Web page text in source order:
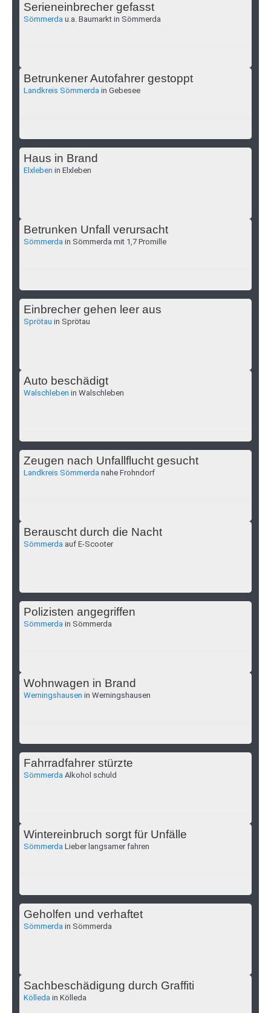
Serieneinbrecher gefasst
Sömmerda u.a. Baumarkt in Sömmerda
Betrunkener Autofahrer gestoppt
Landkreis Sömmerda in Gebesee
Haus in Brand
Elxleben in Elxleben
Betrunken Unfall verursacht
Sömmerda in Sömmerda mit 1,7 Promille
Einbrecher gehen leer aus
Sprötau in Sprötau
Auto beschädigt
Walschleben in Walschleben
Zeugen nach Unfallflucht gesucht
Landkreis Sömmerda nahe Frohndorf
Berauscht durch die Nacht
Sömmerda auf E-Scooter
Polizisten angegriffen
Sömmerda in Sömmerda
Wohnwagen in Brand
Werningshausen in Werningshausen
Fahrradfahrer stürzte
Sömmerda Alkohol schuld
Wintereinbruch sorgt für Unfälle
Sömmerda Lieber langsamer fahren
Geholfen und verhaftet
Sömmerda in Sömmerda
Sachbeschädigung durch Graffiti
Kölleda in Kölleda